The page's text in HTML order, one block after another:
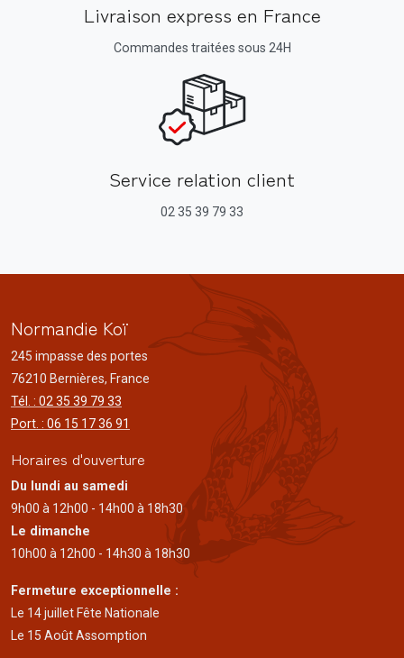
Livraison express en France
Commandes traitées sous 24H
Service relation client
02 35 39 79 33
Normandie Koï
245 impasse des portes
76210 Bernières, France
Tél. : 02 35 39 79 33
Port. : 06 15 17 36 91
Horaires d'ouverture
Du lundi au samedi
9h00 à 12h00 - 14h00 à 18h30
Le dimanche
10h00 à 12h00 - 14h30 à 18h30
Fermeture exceptionnelle :
Le 14 juillet Fête Nationale
Le 15 Août Assomption